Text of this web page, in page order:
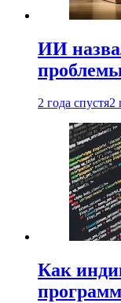
ИИ
2 года спустя2
Как